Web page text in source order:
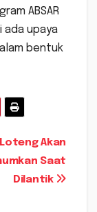
ABSAR
ada upaya
bentuk
Akan
Saat
Dilantik